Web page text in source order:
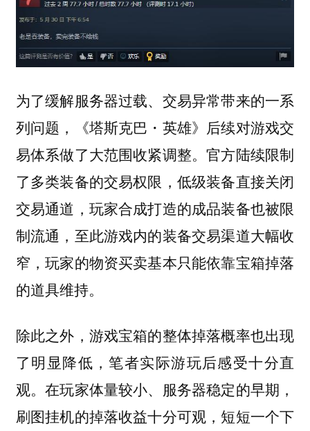
为了缓解服务器过载、交易异常带来的一系
列问题，《塔斯克巴・英雄》后续对游戏交
易体系做了大范围收紧调整。官方陆续限制
了多类装备的交易权限，低级装备直接关闭
交易通道，玩家合成打造的成品装备也被限
制流通，至此游戏内的装备交易渠道大幅收
窄，玩家的物资买卖基本只能依靠宝箱掉落
的道具维持。
除此之外，游戏宝箱的整体掉落概率也出现
了明显降低，笔者实际游玩后感受十分直
观。在玩家体量较小、服务器稳定的早期，
刷图挂机的掉落收益十分可观，短短一个下